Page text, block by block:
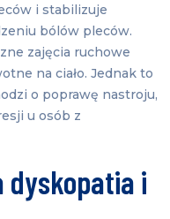
i stabilizuje
bólów pleców.
zajęcia ruchowe
na ciało. Jednak to
o poprawę nastroju,
u osób z
dyskopatia i